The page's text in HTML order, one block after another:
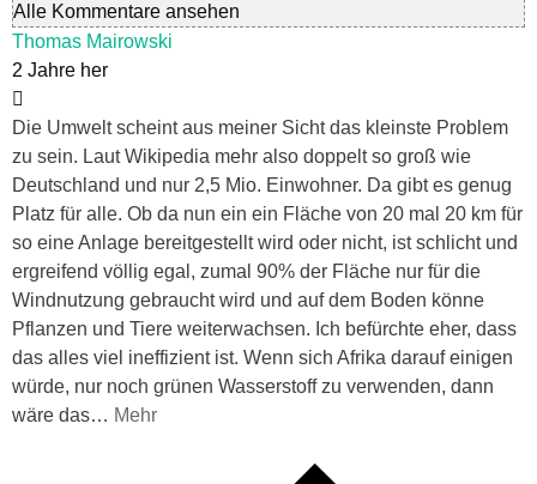
Alle Kommentare ansehen
Thomas Mairowski
2 Jahre her
Die Umwelt scheint aus meiner Sicht das kleinste Problem
zu sein. Laut Wikipedia mehr also doppelt so groß wie
Deutschland und nur 2,5 Mio. Einwohner. Da gibt es genug
Platz für alle. Ob da nun ein ein Fläche von 20 mal 20 km für
so eine Anlage bereitgestellt wird oder nicht, ist schlicht und
ergreifend völlig egal, zumal 90% der Fläche nur für die
Windnutzung gebraucht wird und auf dem Boden könne
Pflanzen und Tiere weiterwachsen. Ich befürchte eher, dass
das alles viel ineffizient ist. Wenn sich Afrika darauf einigen
würde, nur noch grünen Wasserstoff zu verwenden, dann
wäre das… Mehr